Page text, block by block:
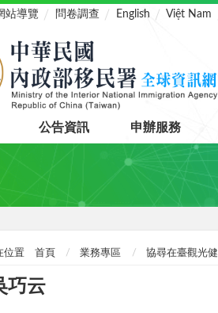
站導覽 問卷調查 English Việt Nam
公告資訊 申辦服務
位置 首頁 業務專區 協尋在臺觀光
巧云